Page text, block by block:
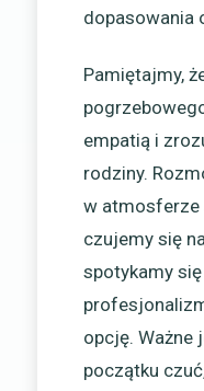
dopasowania
Pamiętajmy,
empatią i
rodziny.
w atmosferze
czujemy się
spotykamy
opcję. Ważne
początku